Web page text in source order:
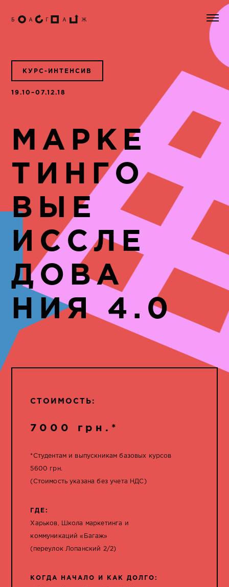
КУРС-ИНТЕНСИВ
19.10–07.12.18
МАРКЕ
ТИНГО
ВЫЕ
ИССЛЕ
ДОВА
НИЯ 4.0
СТОИМОСТЬ:
7000 грн.*
*Студентам и выпускникам базовых курсов
5600 грн.
(Стоимость указана без учета НДС)
ГДЕ:
Харьков, Школа маркетинга и
коммуникаций «Багаж»
(переулок Лопанский 2/2)
КОГДА НАЧАЛО И КАК ДОЛГО: